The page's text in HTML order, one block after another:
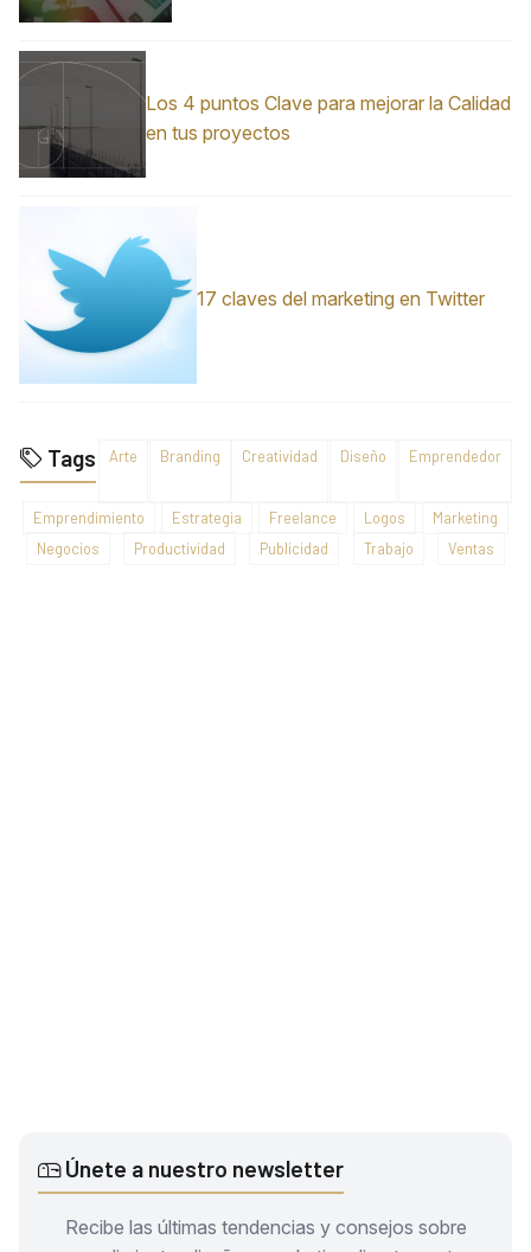
Los 4 puntos Clave para mejorar la Calidad
en tus proyectos
17 claves del marketing en Twitter
Tags Arte Branding Creatividad Diseño Emprendedor
Emprendimiento Estrategia Freelance Logos
Marketing
Negocios
Productividad Publicidad Trabajo Ventas
Únete a nuestro newsletter
Recibe las últimas tendencias y consejos sobre